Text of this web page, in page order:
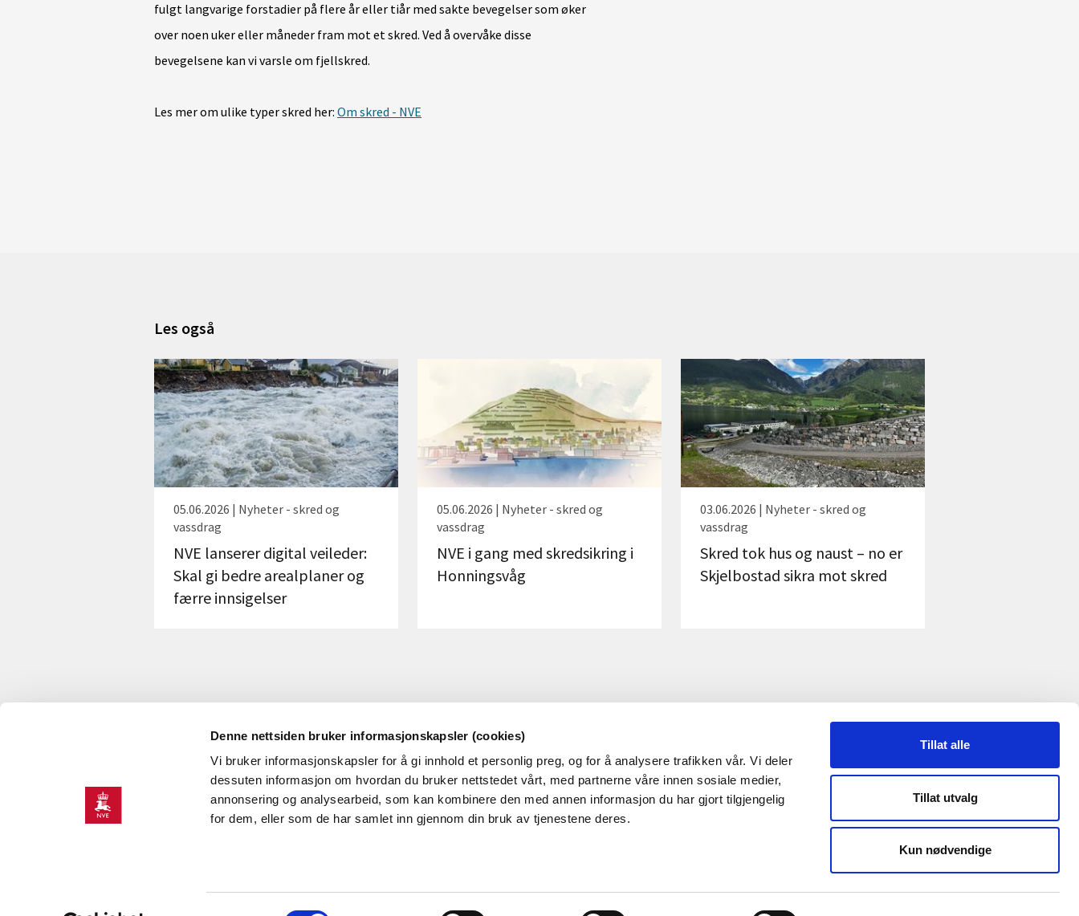
Denne nettsiden bruker informasjonskapsler (cookies)
Vi bruker informasjonskapsler for å gi innhold et personlig preg, og for å analysere trafikken vår. Vi deler
dessuten informasjon om hvordan du bruker nettstedet vårt, med partnerne våre innen sosiale medier,
annonsering og analysearbeid, som kan kombinere den med annen informasjon du har gjort tilgjengelig
for dem, eller som de har samlet inn gjennom din bruk av tjenestene deres.
Tillat alle
Tillat utvalg
Kun nødvendige
fulgt langvarige forstadier på flere år eller tiår med sakte bevegelser som øker
over noen uker eller måneder fram mot et skred. Ved å overvåke disse
bevegelsene kan vi varsle om fjellskred.
Les mer om ulike typer skred her: Om skred - NVE
Les også
05.06.2026 | Nyheter - skred og
vassdrag
NVE lanserer digital veileder:
Skal gi bedre arealplaner og
færre innsigelser
05.06.2026 | Nyheter - skred og
vassdrag
NVE i gang med skredsikring i
Honningsvåg
03.06.2026 | Nyheter - skred og
vassdrag
Skred tok hus og naust – no er
Skjelbostad sikra mot skred
KONTAKT OSS OM NVE
Om NVE
Kalender
OM NETTSTEDET
Personvern og cookies
RME
Reguleringsmyndigheten